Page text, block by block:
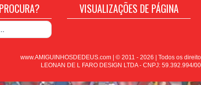
VISUALIZAÇÕES DE PÁGINA
www.AMIGUINHOSDEDEUS.com | © 2011 - 2026 | Todos os
LEONAN DE L FARO DESIGN LTDA - CNPJ: 59.392.994/